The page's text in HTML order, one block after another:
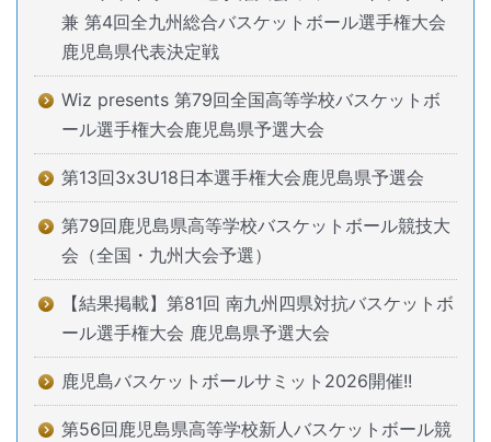
兼 第4回全九州総合バスケットボール選手権大会
鹿児島県代表決定戦
Wiz presents 第79回全国高等学校バスケットボ
ール選手権大会鹿児島県予選大会
第13回3x3U18日本選手権大会鹿児島県予選会
第79回鹿児島県高等学校バスケットボール競技大
会（全国・九州大会予選）
【結果掲載】第81回 南九州四県対抗バスケットボ
ール選手権大会 鹿児島県予選大会
鹿児島バスケットボールサミット2026開催!!
第56回鹿児島県高等学校新人バスケットボール競